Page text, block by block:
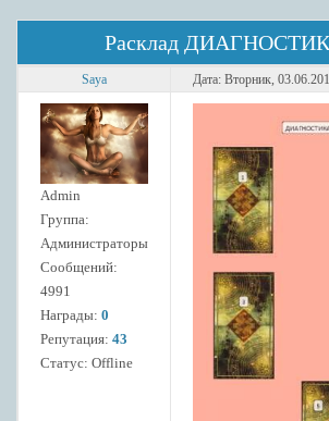
Расклад
Saya Дата: Вторник,
Admin
Группа:
Администраторы
Сообщений:
4991
Награды: 0
Репутация: 43
Статус: Offline